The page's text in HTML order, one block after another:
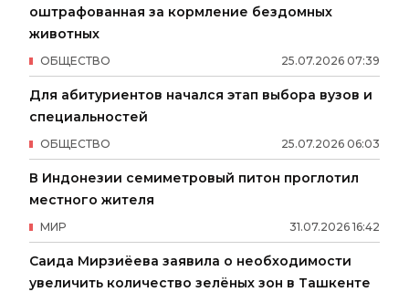
оштрафованная за кормление бездомных
животных
25.07.2026 07:39
ОБЩЕСТВО
Для абитуриентов начался этап выбора вузов и
специальностей
25.07.2026 06:03
ОБЩЕСТВО
В Индонезии семиметровый питон проглотил
местного жителя
31.07.2026 16:42
МИР
Саида Мирзиёева заявила о необходимости
увеличить количество зелёных зон в Ташкенте